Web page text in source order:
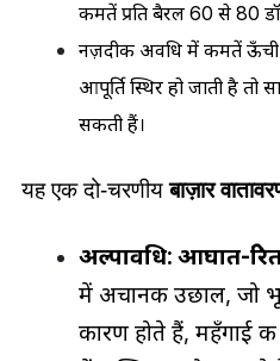
कीमतें प्रति बैरल 60 से 80
नज़दीकी अवधि में कीमतें
आपूर्ति स्थिर हो जाती है
सकती हैं।
यह एक दो-चरणीय बाज़ार
अल्पावधि: आघात-
में अचानक उछाल, जो
कारण होते हैं, महँगाई